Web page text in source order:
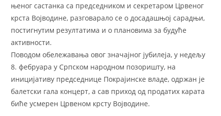
њеног састанка са председником и секретаром Црвеног
крста Војводине, разговарало се о досадашњој сарадњи,
постигнутим резултатима и о плановима за будуће
активности.
Поводом обележавања овог значајног јубилеја, у недељу
8. фебруара у Српском народном позоришту, на
иницијативу председнице Покрајинске владе, одржан је
балетски гала концерт, а сав приход од продатих карата
биће усмерен Црвеном крсту Војводине.